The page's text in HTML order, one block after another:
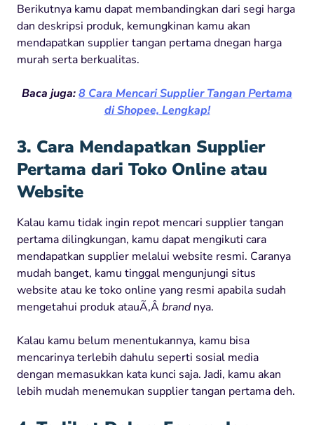
Berikutnya kamu dapat membandingkan dari segi harga
dan deskripsi produk, kemungkinan kamu akan
mendapatkan supplier tangan pertama dnegan harga
murah serta berkualitas.
Baca juga:8 Cara Mencari Supplier Tangan Pertama
di Shopee, Lengkap!
3. Cara Mendapatkan Supplier
Pertama dari Toko Online atau
Website
Kalau kamu tidak ingin repot mencari supplier tangan
pertama dilingkungan, kamu dapat mengikuti cara
mendapatkan supplier melalui website resmi. Caranya
mudah banget, kamu tinggal mengunjungi situs
website atau ke toko online yang resmi apabila sudah
mengetahui produk atauÃ‚Âbrandnya.
Kalau kamu belum menentukannya, kamu bisa
mencarinya terlebih dahulu seperti sosial media
dengan memasukkan kata kunci saja. Jadi, kamu akan
lebih mudah menemukan supplier tangan pertama deh.